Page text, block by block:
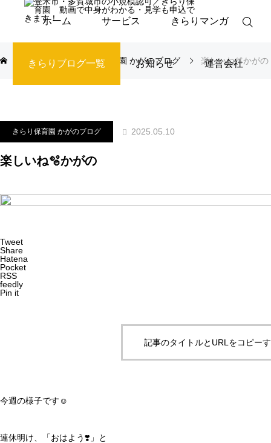
ホーム サービス きらりマンガ
きらりブログ一覧 お知らせ 運営会社
ブログ きらり保育園 かがのブログ 楽しいね🫧かがの
きらり保育園 かがのブログ 2025.05.10
楽しいね🫧かがの
Tweet
Share
Hatena
Pocket
RSS
feedly
Pin it
記事のタイトルとURLをコピー
今週の様子です☺️
連休明け、「おはよう❣️」と